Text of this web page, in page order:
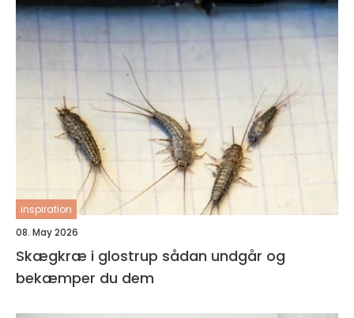
inspiration
08. May 2026
Skægkræ i glostrup sådan undgår og
bekæmper du dem